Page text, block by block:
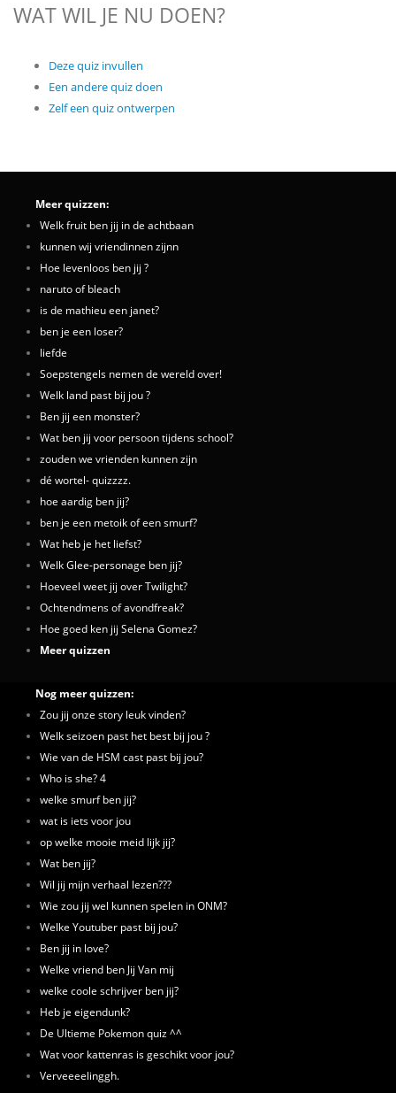
WAT WIL JE NU DOEN?
Deze quiz invullen
Een andere quiz doen
Zelf een quiz ontwerpen
Meer quizzen:
Welk fruit ben jij in de achtbaan
kunnen wij vriendinnen zijnn
Hoe levenloos ben jij ?
naruto of bleach
is de mathieu een janet?
ben je een loser?
liefde
Soepstengels nemen de wereld over!
Welk land past bij jou ?
Ben jij een monster?
Wat ben jij voor persoon tijdens school?
zouden we vrienden kunnen zijn
dé wortel- quizzzz.
hoe aardig ben jij?
ben je een metoik of een smurf?
Wat heb je het liefst?
Welk Glee-personage ben jij?
Hoeveel weet jij over Twilight?
Ochtendmens of avondfreak?
Hoe goed ken jij Selena Gomez?
Meer quizzen
Nog meer quizzen:
Zou jij onze story leuk vinden?
Welk seizoen past het best bij jou ?
Wie van de HSM cast past bij jou?
Who is she? 4
welke smurf ben jij?
wat is iets voor jou
op welke mooie meid lijk jij?
Wat ben jij?
Wil jij mijn verhaal lezen???
Wie zou jij wel kunnen spelen in ONM?
Welke Youtuber past bij jou?
Ben jij in love?
Welke vriend ben Jij Van mij
welke coole schrijver ben jij?
Heb je eigendunk?
De Ultieme Pokemon quiz ^^
Wat voor kattenras is geschikt voor jou?
Verveeeelinggh.